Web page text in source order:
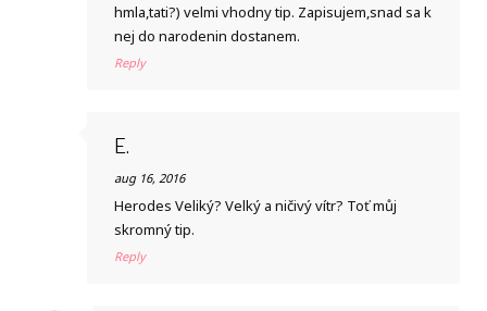
hmla,tati?) velmi vhodny tip. Zapisujem,snad sa k
nej do narodenin dostanem.
Reply
E.
aug 16, 2016
Herodes Veliký? Velký a ničivý vítr? Toť můj
skromný tip.
Reply